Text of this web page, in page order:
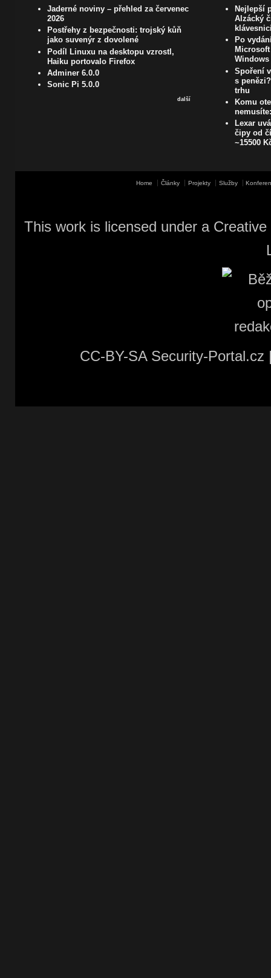
Jaderné noviny – přehled za červenec
2026
Postřehy z bezpečnosti: trojský kůň
jako suvenýr z dovolené
Podíl Linuxu na desktopu vzrostl,
Haiku portovalo Firefox
Adminer 6.0.0
Sonic Pi 5.0.0
další
Nejlepší
Alzácký
Po
Windows
Spoření
s
trhu
Komu
Lexar
čipy od
~15500
Home Články Projekty Služby
This work is licensed under a
CC-BY-SA Security-